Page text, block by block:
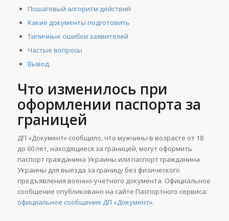
Пошаговый алгоритм действий
Какие документы подготовить
Типичные ошибки заявителей
Частые вопросы
Вывод
Что изменилось при
оформлении паспорта за
границей
ДП «Документ» сообщило, что мужчины в возрасте от 18
до 60 лет, находящиеся за границей, могут оформить
паспорт гражданина Украины или паспорт гражданина
Украины для выезда за границу без физического
предъявления военно-учетного документа. Официальное
сообщение опубликовано на сайте Паспортного сервиса:
официальное сообщение ДП «Документ».